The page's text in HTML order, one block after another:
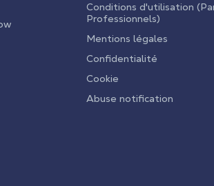
Conditions d'utilisation
Professionnels)
Mentions légales
Confidentialité
Cookie
Abuse notification